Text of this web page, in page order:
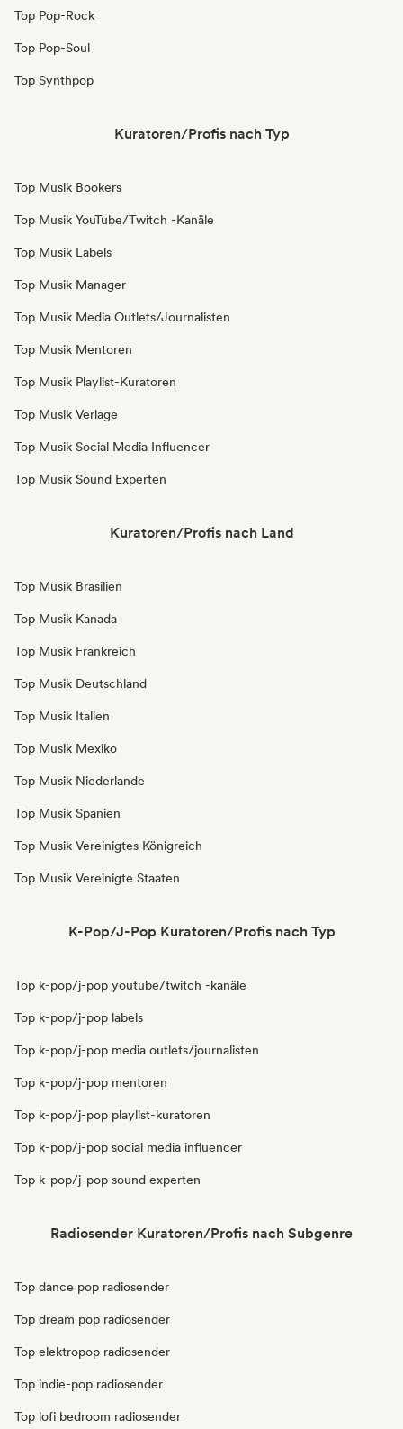
Top Pop-Rock
Top Pop-Soul
Top Synthpop
Kuratoren/Profis nach Typ
Top Musik Bookers
Top Musik YouTube/Twitch -Kanäle
Top Musik Labels
Top Musik Manager
Top Musik Media Outlets/Journalisten
Top Musik Mentoren
Top Musik Playlist-Kuratoren
Top Musik Verlage
Top Musik Social Media Influencer
Top Musik Sound Experten
Kuratoren/Profis nach Land
Top Musik Brasilien
Top Musik Kanada
Top Musik Frankreich
Top Musik Deutschland
Top Musik Italien
Top Musik Mexiko
Top Musik Niederlande
Top Musik Spanien
Top Musik Vereinigtes Königreich
Top Musik Vereinigte Staaten
K-Pop/J-Pop Kuratoren/Profis nach Typ
Top k-pop/j-pop youtube/twitch -kanäle
Top k-pop/j-pop labels
Top k-pop/j-pop media outlets/journalisten
Top k-pop/j-pop mentoren
Top k-pop/j-pop playlist-kuratoren
Top k-pop/j-pop social media influencer
Top k-pop/j-pop sound experten
Radiosender Kuratoren/Profis nach Subgenre
Top dance pop radiosender
Top dream pop radiosender
Top elektropop radiosender
Top indie-pop radiosender
Top lofi bedroom radiosender